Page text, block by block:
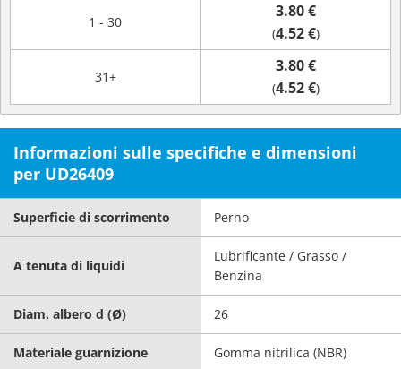
1 - 30
3.80 €
(4.52 €)
31+
3.80 €
(4.52 €)
Informazioni sulle specifiche e dimensioni
per UD26409
Superficie di scorrimento Perno
A tenuta di liquidi
Lubrificante / Grasso /
Benzina
Diam. albero d (Ø) 26
Materiale guarnizione Gomma nitrilica (NBR)